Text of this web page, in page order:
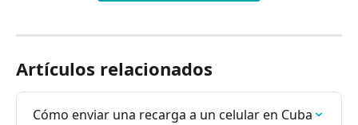
Artículos relacionados
Cómo enviar una recarga a un celular en Cuba